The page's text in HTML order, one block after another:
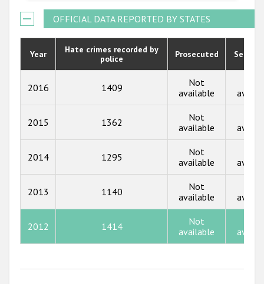
2021
2020
2017
2012
2009
OFFICIAL DATA REPORTED BY STATES
Year
Hate crimes recorded by
police
Prosecuted
2016 1409
Not
available
2015 1362
Not
available
2014 1295
Not
available
2013 1140
Not
available
2012 1414
Not
available